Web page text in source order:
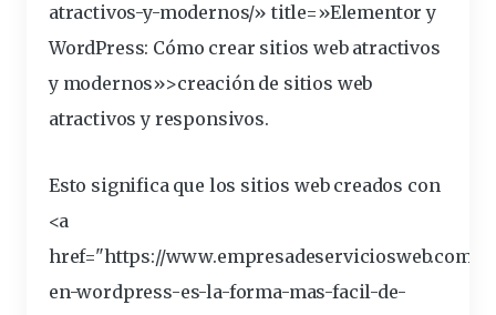
atractivos-y-modernos/» title=»Elementor y
WordPress: Cómo crear sitios web atractivos
y modernos»>creación de sitios web
atractivos y responsivos.
Esto significa que los sitios web creados con
<a
href="https://www.empresadeserviciosweb.com/
en-wordpress-es-la-forma-mas-facil-de-